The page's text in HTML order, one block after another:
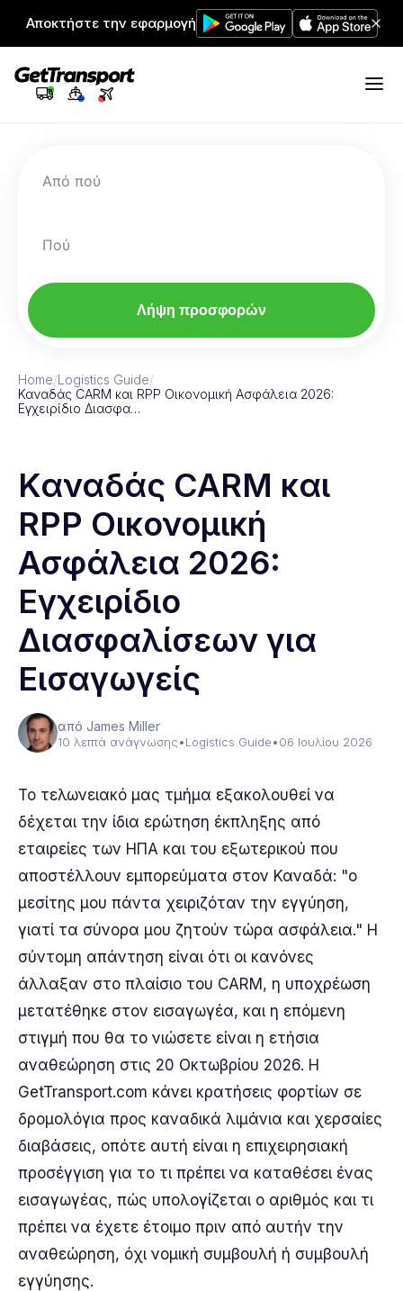
Αποκτήστε την εφαρμογή
Από πού
Πού
Λήψη προσφορών
Home/Logistics Guide/
Καναδάς CARM και RPP Οικονομική Ασφάλεια 2026:
Εγχειρίδιο Διασφα…
Καναδάς CARM και
RPP Οικονομική
Ασφάλεια 2026:
Εγχειρίδιο
Διασφαλίσεων για
Εισαγωγείς
από James Miller
10 λεπτά ανάγνωσης•Logistics Guide•06 Ιουλίου 2026
Το τελωνειακό μας τμήμα εξακολουθεί να
δέχεται την ίδια ερώτηση έκπληξης από
εταιρείες των ΗΠΑ και του εξωτερικού που
αποστέλλουν εμπορεύματα στον Καναδά: "ο
μεσίτης μου πάντα χειριζόταν την εγγύηση,
γιατί τα σύνορα μου ζητούν τώρα ασφάλεια." Η
σύντομη απάντηση είναι ότι οι κανόνες
άλλαξαν στο πλαίσιο του CARM, η υποχρέωση
μετατέθηκε στον εισαγωγέα, και η επόμενη
στιγμή που θα το νιώσετε είναι η ετήσια
αναθεώρηση στις 20 Οκτωβρίου 2026. Η
GetTransport.com κάνει κρατήσεις φορτίων σε
δρομολόγια προς καναδικά λιμάνια και χερσαίες
διαβάσεις, οπότε αυτή είναι η επιχειρησιακή
προσέγγιση για το τι πρέπει να καταθέσει ένας
εισαγωγέας, πώς υπολογίζεται ο αριθμός και τι
πρέπει να έχετε έτοιμο πριν από αυτήν την
αναθεώρηση, όχι νομική συμβουλή ή συμβουλή
εγγύησης.